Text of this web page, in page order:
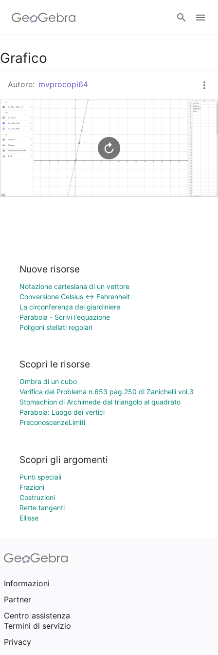
Google Classroom
GeoGebra Classroom
Accedi
Grafico
Autore: mvprocopi64
Nuove risorse
Notazione cartesiana di un vettore
Conversione Celsius ↔ Fahrenheit
La circonferenza del giardiniere
Parabola - Scrivi l'equazione
Poligoni stellati regolari
Scopri le risorse
Ombra di un cubo
Verifica del Problema n.653 pag.250 di Zanichelli vol.3
Stomachion di Archimede dal triangolo al quadrato
Parabola: Luogo dei vertici
PreconoscenzeLimiti
Scopri gli argomenti
Punti speciali
Frazioni
Costruzioni
Rette tangenti
Ellisse
Informazioni
Partner
Centro assistenza
Termini di servizio
Privacy